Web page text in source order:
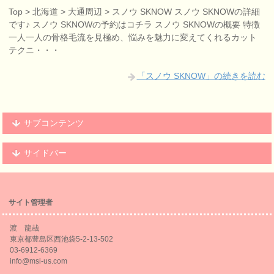
Top > 北海道 > 大通周辺 > スノウ SKNOW スノウ SKNOWの詳細
です♪ スノウ SKNOWの予約はコチラ スノウ SKNOWの概要 特徴
一人一人の骨格毛流を見極め、悩みを魅力に変えてくれるカット
テクニ・・・
「スノウ SKNOW」の続きを読む
サブコンテンツ
サイドバー
サイト管理者
渡 龍哉
東京都豊島区西池袋5-2-13-502
03-6912-6369
info@msi-us.com